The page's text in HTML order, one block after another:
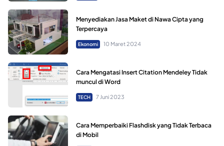
Menyediakan Jasa Maket di Nawa Cipta yang
Terpercaya
Ekonomi 10 Maret 2024
Cara Mengatasi Insert Citation Mendeley Tidak
muncul di Word
TECH 7 Juni 2023
Cara Memperbaiki Flashdisk yang Tidak Terbaca
di Mobil